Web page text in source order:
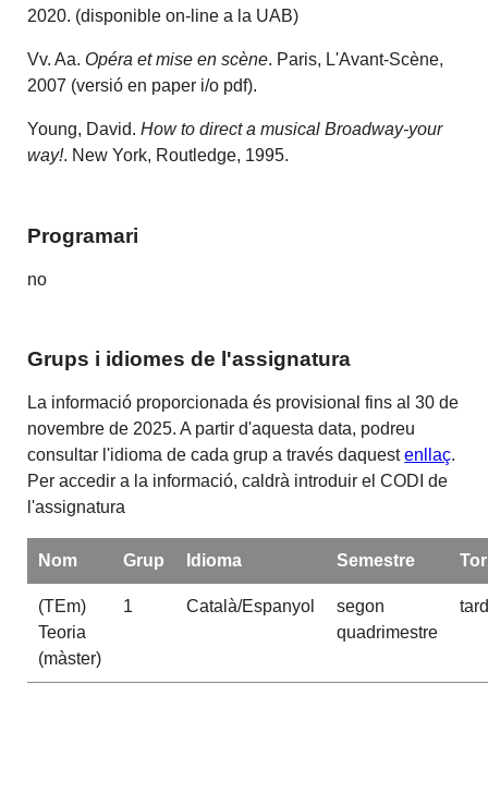
2020. (disponible on-line a la UAB)
Vv. Aa. Opéra et mise en scène. Paris, L'Avant-Scène,
2007 (versió en paper i/o pdf).
Young, David.How to direct a musical Broadway-your
way!. New York, Routledge, 1995.
Programari
no
Grups i idiomes de l'assignatura
La informació proporcionada és provisional fins al 30 de
novembre de 2025. A partir d'aquesta data, podreu
consultar l'idioma de cada grup a través daquestenllaç.
Per accedir a la informació, caldrà introduir el CODI de
l'assignatura
Nom Grup Idioma Semestre
(TEm)
Teoria
(màster)
1 Català/Espanyol
segon
quadrimestre